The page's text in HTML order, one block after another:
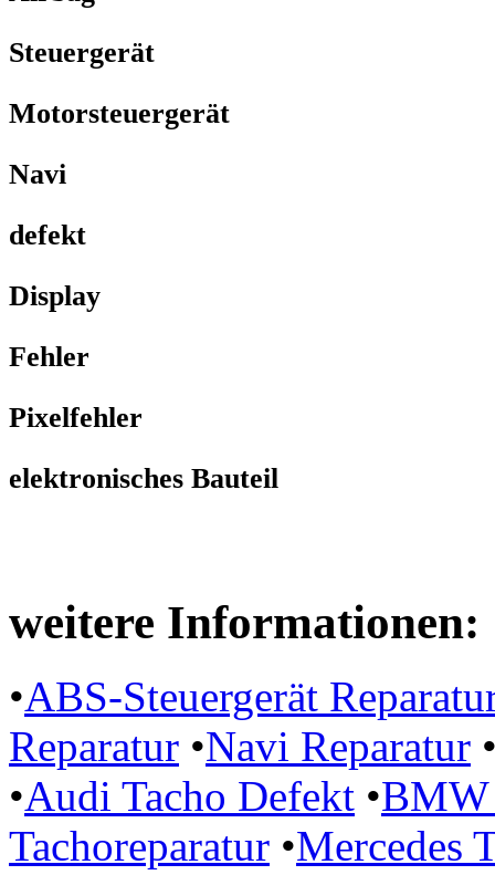
Steuergerät
Motorsteuergerät
Navi
defekt
Display
Fehler
Pixelfehler
elektronisches Bauteil
weitere Informationen:
•ABS-Steuergerät
Reparatur •Navi Reparatur
•Audi Tacho Defekt •BMW
Tachoreparatur •Mercedes